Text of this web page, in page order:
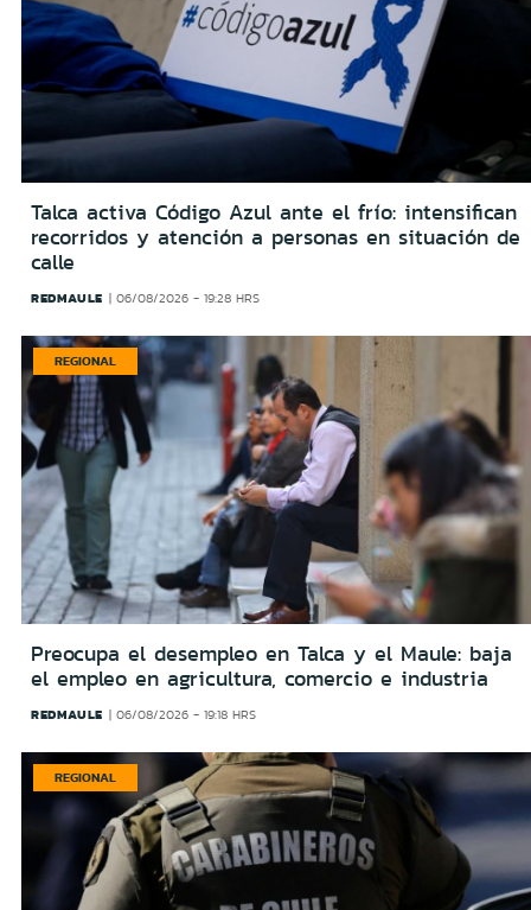
Talca activa Código Azul ante el frío: intensifican
recorridos y atención a personas en situación de
calle
REDMAULE 06/08/2026 - 19:28 HRS
REGIONAL
Preocupa el desempleo en Talca y el Maule: baja
el empleo en agricultura, comercio e industria
REDMAULE 06/08/2026 - 19:18 HRS
REGIONAL